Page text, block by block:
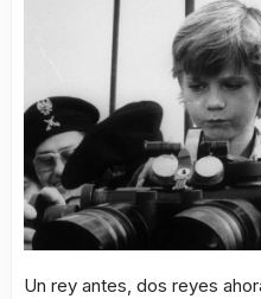
Un rey antes, dos reyes